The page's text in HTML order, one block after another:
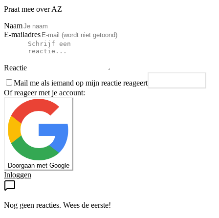
Praat mee over AZ
Naam
E-mailadres
Reactie
Mail me als iemand op mijn reactie reageert
Of reageer met je account:
Doorgaan met Google
Inloggen
Nog geen reacties. Wees de eerste!